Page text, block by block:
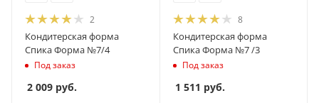
2
Кондитерская форма
Спика Форма №7/4
Под заказ
2 009 руб.
8
Кондитерская форма
Спика Форма №7 /3
Под заказ
1 511 руб.